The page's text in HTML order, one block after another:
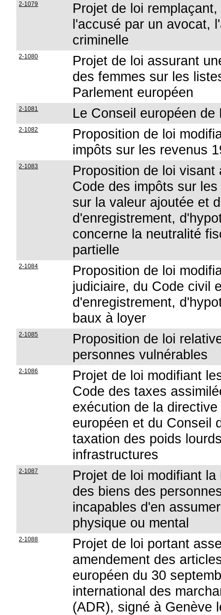
2-1079
Projet de loi
l'accusé par un avocat,
criminelle
2-1080
Projet de loi assurant
des femmes sur les
Parlement européen
2-1081 Le Conseil européen
2-1082
Proposition de loi
impôts sur les revenus
2-1083
Proposition de loi
Code des impôts sur
sur la valeur ajoutée et
d'enregistrement,
concerne la neutralité
partielle
2-1084
Proposition de loi
judiciaire, du Code civil
d'enregistrement,
baux à loyer
2-1085
Proposition de loi
personnes vulnérables
2-1086
Projet de loi modifiant
Code des taxes
exécution de la
européen et du Conseil
taxation des poids
infrastructures
2-1087
Projet de loi modifiant
des biens des
incapables d'en
physique ou mental
2-1088
Projet de loi portant
amendement des
européen du 30
international des
(ADR), signé à Genève